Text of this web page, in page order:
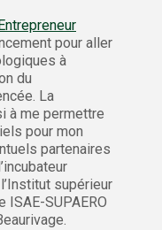
pour aller
à
du
La
à me permettre
pour mon
partenaires
supérieur
ISAE-SUPAERO